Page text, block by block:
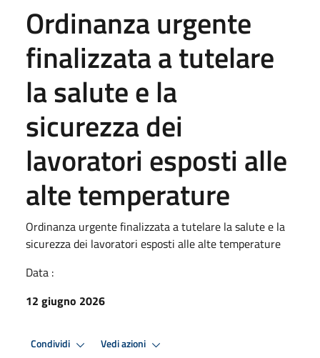
Ordinanza urgente
finalizzata a tutelare
la salute e la
sicurezza dei
lavoratori esposti alle
alte temperature
Ordinanza urgente finalizzata a tutelare la salute e la
sicurezza dei lavoratori esposti alle alte temperature
Data :
12 giugno 2026
Condividi Vedi azioni